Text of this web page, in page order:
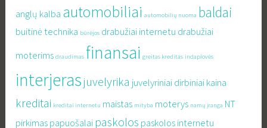
anglų kalba automobiliai automobilių nuoma baldai
buitinė technika būrėjos drabužiai internetu drabužiai
moterims draudimas finansai greitas kreditas indaplovės
interjeras juvelyrika juvelyriniai dirbiniai kaina
kreditai kreditai internetu maistas mityba moterys namų įranga NT
pirkimas papuošalai paskolos paskolos internetu